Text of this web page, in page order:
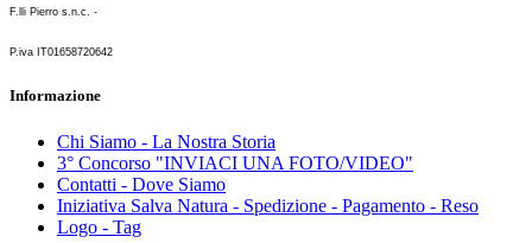
F.lli Pierro s.n.c. -
P.iva IT01658720642
Informazione
Chi Siamo - La Nostra Storia
3° Concorso "INVIACI UNA FOTO/VIDEO"
Contatti - Dove Siamo
Iniziativa Salva Natura - Spedizione - Pagamento - Reso
Logo - Tag